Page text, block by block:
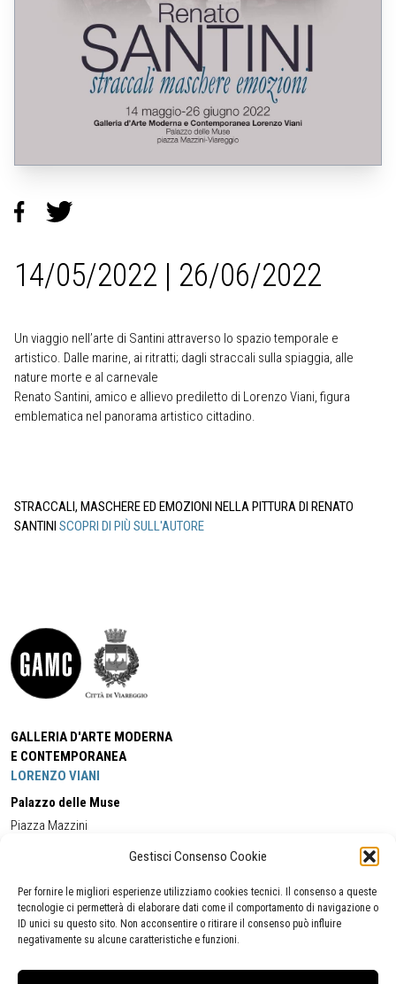
Gestisci Consenso Cookie
Per fornire le migliori esperienze utilizziamo cookies tecnici. Il consenso a queste
tecnologie ci permetterà di elaborare dati come il comportamento di navigazione o
ID unici su questo sito. Non acconsentire o ritirare il consenso può influire
negativamente su alcune caratteristiche e funzioni.
14/05/2022 | 26/06/2022
Un viaggio nell’arte di Santini attraverso lo spazio temporale e
artistico. Dalle marine, ai ritratti; dagli straccali sulla spiaggia, alle
nature morte e al carnevale
Renato Santini, amico e allievo prediletto di Lorenzo Viani, figura
emblematica nel panorama artistico cittadino.
STRACCALI, MASCHERE ED EMOZIONI NELLA PITTURA DI RENATO
SANTINI SCOPRI DI PIÙ SULL'AUTORE
GALLERIA D'ARTE MODERNA
E CONTEMPORANEA
LORENZO VIANI
Palazzo delle Muse
Piazza Mazzini
Cell:+39 338 5714978 (orario apertura Galleria)
Tel:
+39 0584 944580
(orario 09.00/13.00)
Email:gamc@comune.viareggio.lu.it
Segnalazione di inaccessibilità